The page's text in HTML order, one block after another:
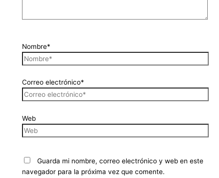
Nombre*
Correo electrónico*
Web
Guarda mi nombre, correo electrónico y web en este
navegador para la próxima vez que comente.